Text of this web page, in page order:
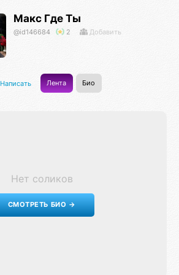
Макс Где Ты
@id146684 2 Добавить
Написать Лента Био
Нет соликов
СМОТРЕТЬ БИО →